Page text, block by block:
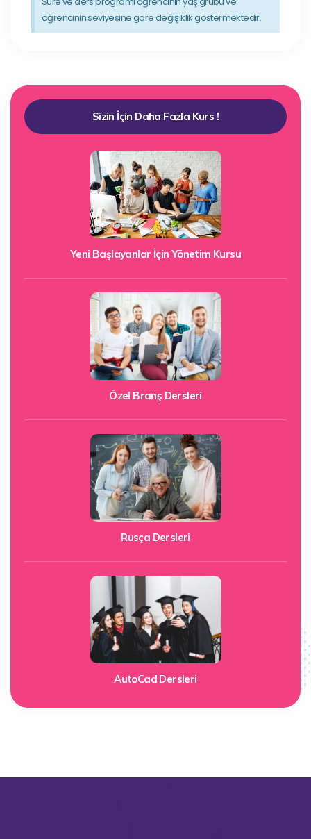
öğrencinin seviyesine göre değişiklik göstermektedir.
Sizin İçin Daha Fazla Kurs !
Yeni Başlayanlar İçin Yönetim Kursu
Özel Branş Dersleri
Rusça Dersleri
AutoCad Dersleri